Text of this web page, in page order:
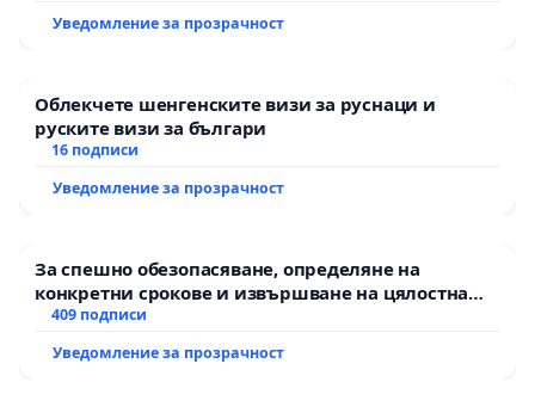
Уведомление за прозрачност
Облекчете шенгенските визи за руснаци и
руските визи за българи
16 подписи
Уведомление за прозрачност
За спешно обезопасяване, определяне на
конкретни срокове и извършване на цялостна
рехабилитация на републиканския път между
Мирово - к.к. Момин проход
409 подписи
Уведомление за прозрачност